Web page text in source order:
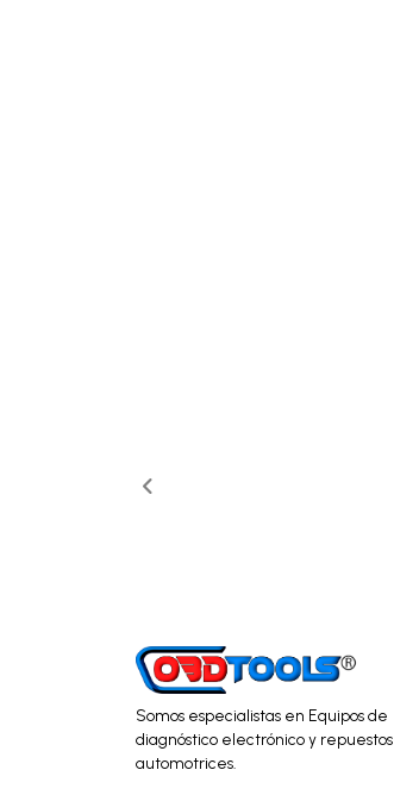
Somos especialistas en Equipos de
diagnóstico electrónico y repuestos
automotrices.